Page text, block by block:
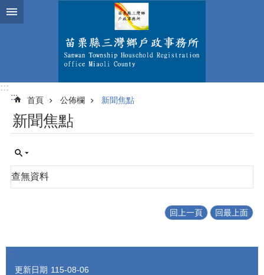
跳到主要內容區塊
:::
:::
首頁 公佈欄 新聞焦點
新聞焦點
查無資料
回上一頁 回最上面
:::
更新日期 115-08-06